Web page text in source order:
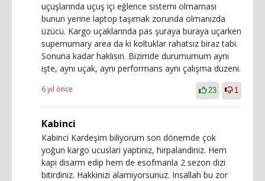
uçuşlarında uçuş içi eğlence sistemi olmaması
bunun yerine laptop taşımak zorunda olmanızda
üzücü. Kargo uçaklarında pas şuraya buraya uçarken
supernumary area da ki koltuklar rahatsız biraz tabi.
Sonuna kadar haklısın. Bizimde durumumum aynı
işte, aynı uçak, aynı performans aynı çalışma düzeni.
6 yıl önce 23 1
Kabinci
Kabinci Kardeşim biliyorum son dönemde çok
yoğun kargo ucuslari yaptiniz, hirpalandiniz. Hem
kapi disarm edip hem de esofmanla 2 sezon dizi
bitirdiniz. Hakkinizi alamiyorsunuz. Insallah bu zor